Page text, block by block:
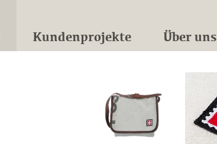
Kundenprojekte Über uns